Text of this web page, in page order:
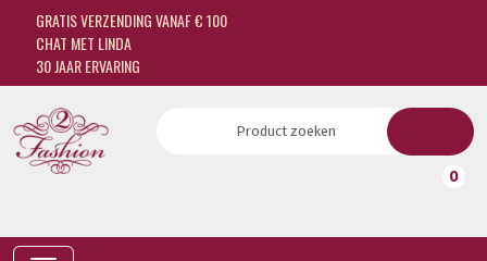
GRATIS VERZENDING VANAF € 100
CHAT MET LINDA
30 JAAR ERVARING
0